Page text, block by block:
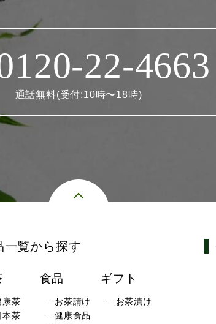
22-4663
通話無料(受付:10時〜18時)
一覧から探す
康茶
本茶
食品
お茶請け
健康食品
ギフト
お茶漬け